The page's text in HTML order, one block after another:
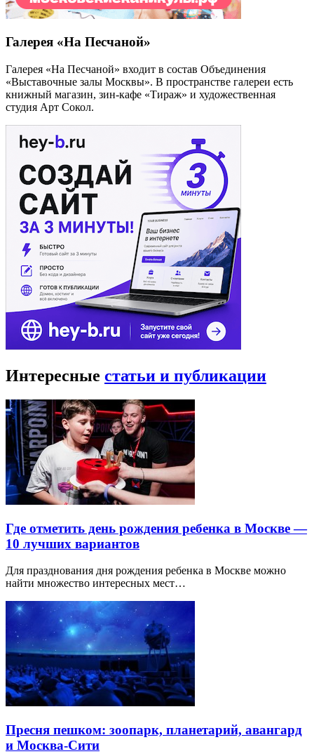
Галерея «На Песчаной»
Галерея «На Песчаной» входит в состав Объединения
«Выставочные залы Москвы». В пространстве галереи есть
книжный магазин, зин-кафе «Тираж» и художественная
студия Арт Сокол.
Интересные статьи и публикации
Где отметить день рождения ребенка в Москве —
10 лучших вариантов
Для празднования дня рождения ребенка в Москве можно
найти множество интересных мест…
Пресня пешком: зоопарк, планетарий, авангард
и Москва-Сити